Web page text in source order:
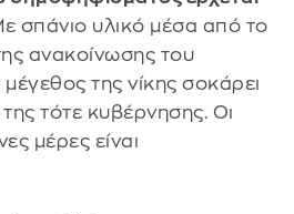
σπάνιο υλικό μέσα από το
ανακοίνωσης του
της νίκης σοκάρει
τότε κυβέρνησης. Οι
μέρες είναι